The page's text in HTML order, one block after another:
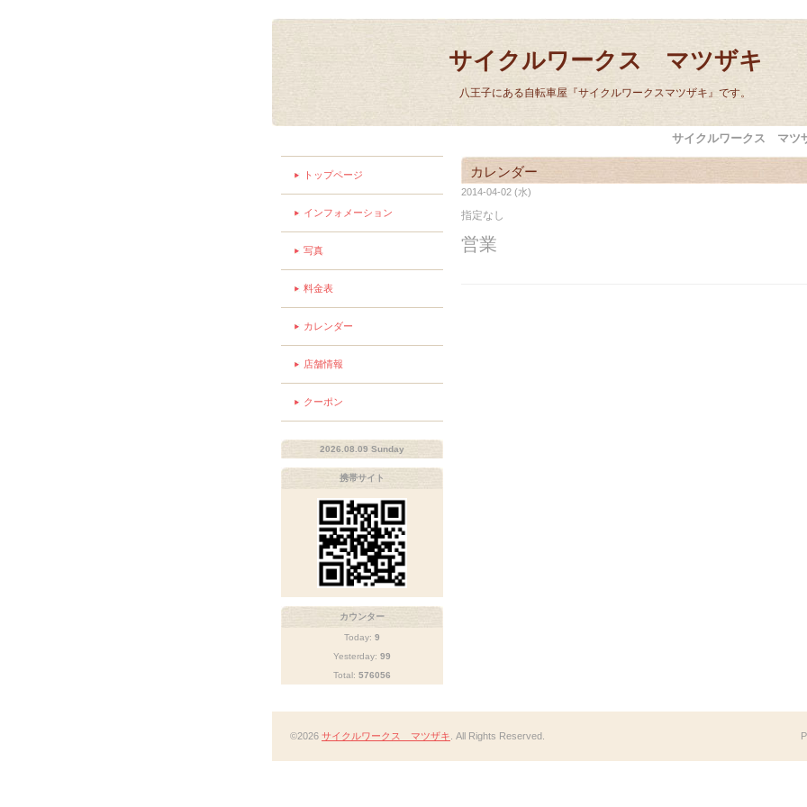
サイクルワークス マツザキ
八王子にある自転車屋『サイクルワークスマツザキ』です。
サイクルワークス マツ
カレンダー
2014-04-02 (水)
指定なし
営業
トップページ
インフォメーション
写真
料金表
カレンダー
店舗情報
クーポン
2026.08.09 Sunday
携帯サイト
カウンター
Today: 9
Yesterday: 99
Total: 576056
©2026 サイクルワークス マツザキ . All Rights Reserved.